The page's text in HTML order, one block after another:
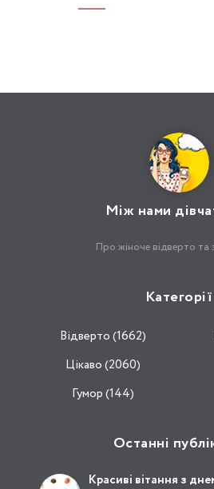
Між нами
Про жіноче відверто та
Категорії
Відвертo (1662)
Цікаво (2060)
Гумор (144)
Останні
Красиві вітання з